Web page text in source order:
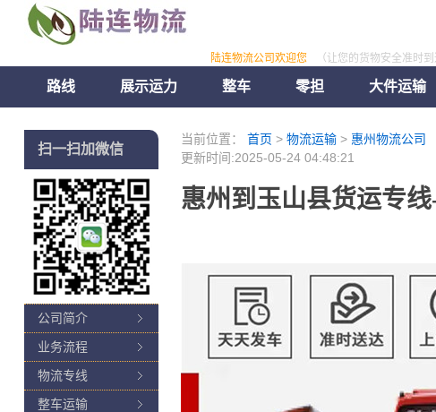
陆连物流公司欢迎您 （让您的货物安全准时
路线 展示运力 整车 零担 大件运输
当前位置： 首页 > 物流运输> 惠州物流公司
更新时间:2025-05-24 04:48:21
惠州到玉山县货运专
扫一扫加微信
公司简介
业务流程
物流专线
整车运输